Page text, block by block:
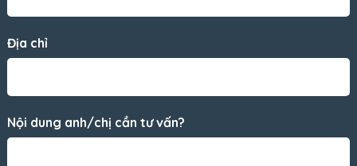
Địa chỉ
Nội dung anh/chị cần tư vấn?